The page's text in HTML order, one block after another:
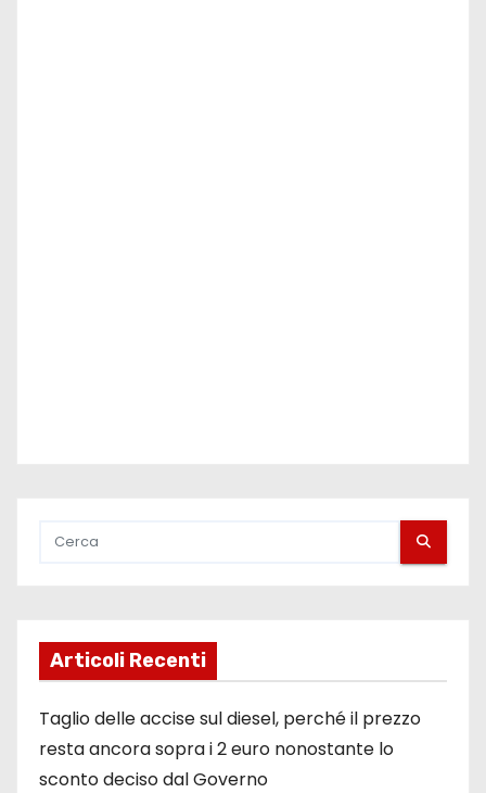
Articoli Recenti
Taglio delle accise sul diesel, perché il prezzo
resta ancora sopra i 2 euro nonostante lo
sconto deciso dal Governo